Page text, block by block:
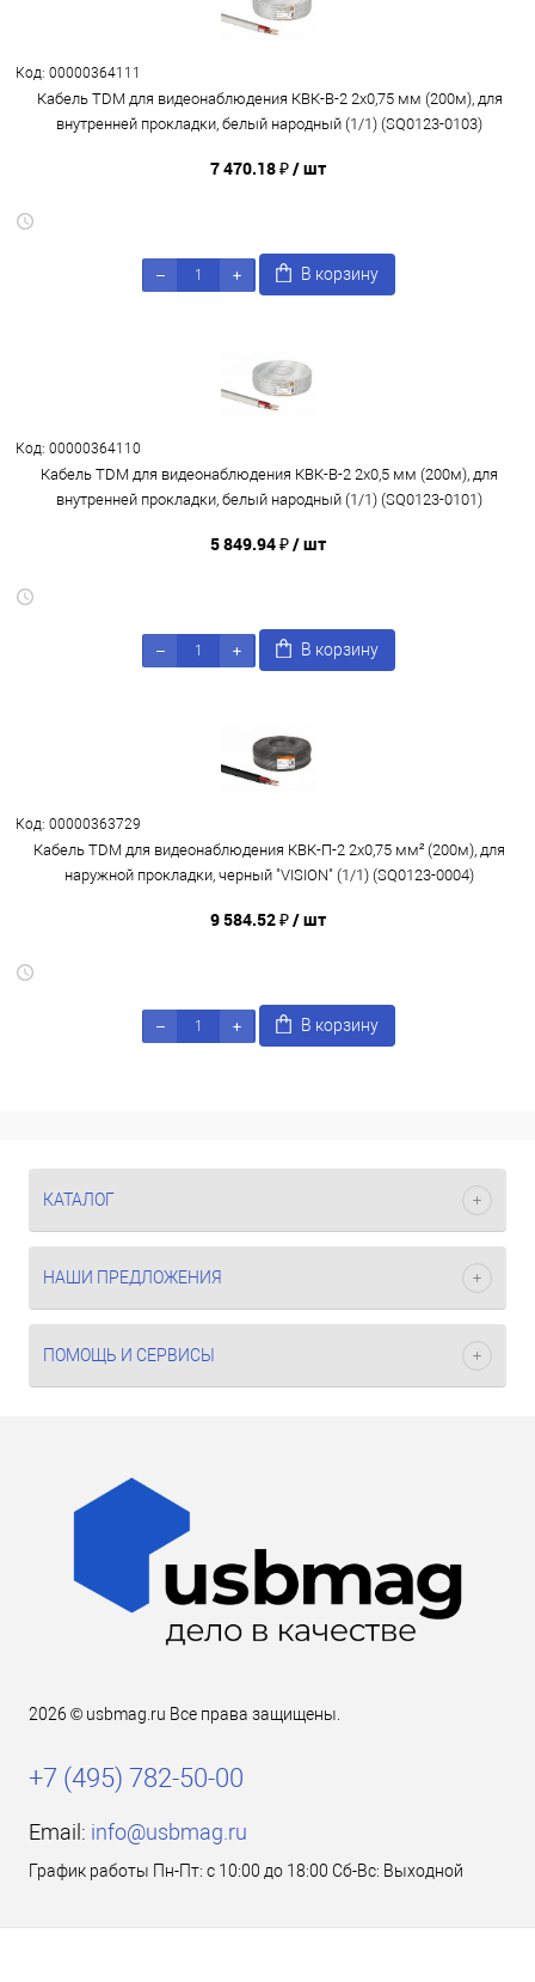
Код: 00000364111
Кабель TDM для видеонаблюдения КВК-В-2 2х0,75 мм (200м), для
внутренней прокладки, белый народный (1/1) (SQ0123-0103)
7 470.18 ₽/ шт
В корзину
Код: 00000364110
Кабель TDM для видеонаблюдения КВК-В-2 2х0,5 мм (200м), для
внутренней прокладки, белый народный (1/1) (SQ0123-0101)
5 849.94 ₽/ шт
В корзину
Код: 00000363729
Кабель TDM для видеонаблюдения КВК-П-2 2х0,75 мм² (200м), для
наружной прокладки, черный "VISION" (1/1) (SQ0123-0004)
9 584.52 ₽/ шт
В корзину
КАТАЛОГ
НАШИ ПРЕДЛОЖЕНИЯ
ПОМОЩЬ И СЕРВИСЫ
2026 © usbmag.ru Все права защищены.
+7 (495) 782-50-00
Email: info@usbmag.ru
График работы Пн-Пт: с 10:00 до 18:00 Сб-Вс: Выходной